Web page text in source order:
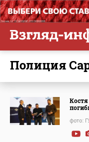
полиция
фото: